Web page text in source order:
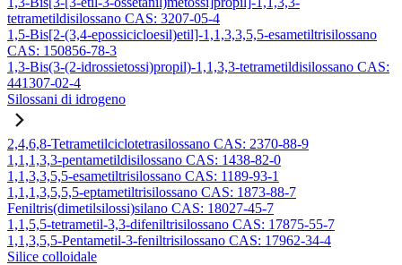
tetrametildisilossano CAS: 3207-05-4
1,5-Bis[2-(3,4-epossicicloesil)etil]-1,1,3,3,5,5-esametiltrisilossano
CAS: 150856-78-3
1,3-Bis(3-(2-idrossietossi)propil)-1,1,3,3-tetrametildisilossano CAS:
441307-02-4
Silossani di idrogeno
2,4,6,8-Tetrametilciclotetrasilossano CAS: 2370-88-9
1,1,1,3,3-pentametildisilossano CAS: 1438-82-0
1,1,3,3,5,5-esametiltrisilossano CAS: 1189-93-1
1,1,1,3,5,5,5-eptametiltrisilossano CAS: 1873-88-7
Feniltris(dimetilsilossi)silano CAS: 18027-45-7
1,1,5,5-tetrametil-3,3-difeniltrisilossano CAS: 17875-55-7
1,1,3,5,5-Pentametil-3-feniltrisilossano CAS: 17962-34-4
Silice colloidale